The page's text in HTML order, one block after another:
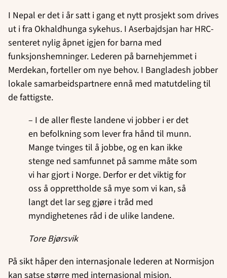
I Nepal er det i år satt i gang et nytt prosjekt som drives
ut i fra Okhaldhunga sykehus. I Aserbajdsjan har HRC-
senteret nylig åpnet igjen for barna med
funksjonshemninger. Lederen på barnehjemmet i
Merdekan, forteller om nye behov. I Bangladesh jobber
lokale samarbeidspartnere ennå med matutdeling til
de fattigste.
– I de aller fleste landene vi jobber i er det
en befolkning som lever fra hånd til munn.
Mange tvinges til å jobbe, og en kan ikke
stenge ned samfunnet på samme måte som
vi har gjort i Norge. Derfor er det viktig for
oss å opprettholde så mye som vi kan, så
langt det lar seg gjøre i tråd med
myndighetenes råd i de ulike landene.
Tore Bjørsvik
På sikt håper den internasjonale lederen at Normisjon
kan satse større med internasjonal misjon.